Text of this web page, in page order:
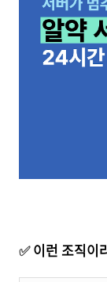
✅이런 조직이